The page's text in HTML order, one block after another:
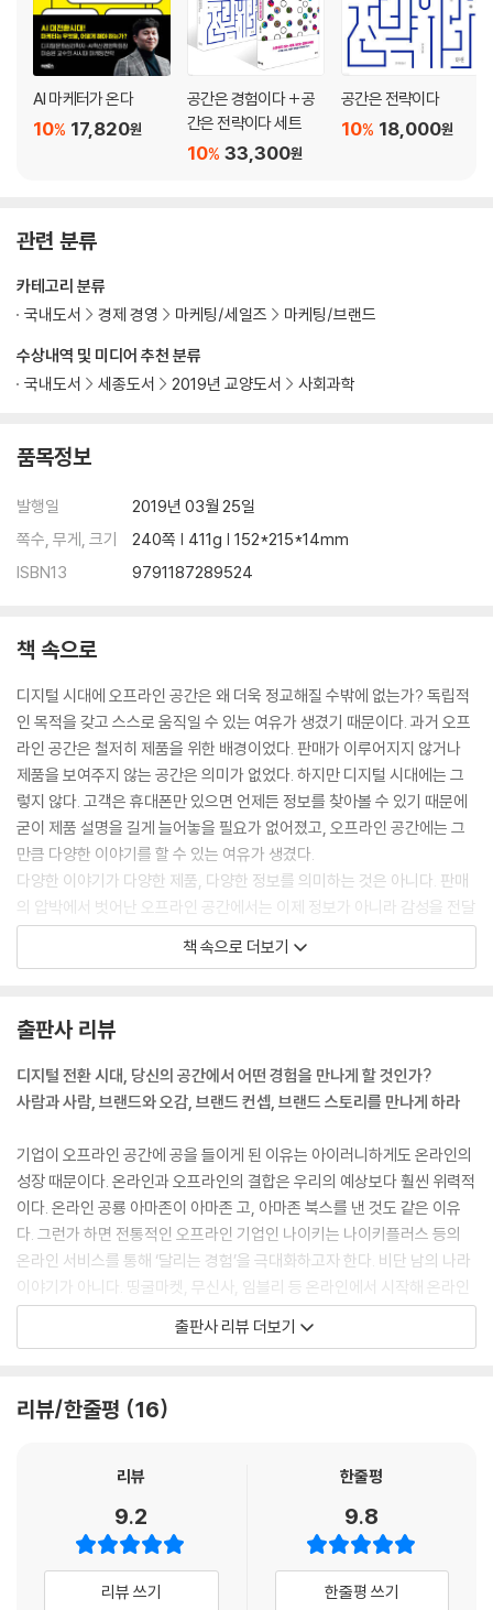
렉서스가 사람이라면 무엇을 먹고 마시고 즐길까?
우리 제품이 아닌 것들로 우리를 드러낸다
보이지 않았던 스토리를 이야기하다
브랜드의 DNA를 체험하게 하라
CHAPTER 5. 온라인과 오프라인을 연결해 고객경험을 설계하라
병원, 애플스토어처럼 만들고 넷플릭스처럼 운영하라
나이키는 어떻게 세상에 없던 ‘달리는 경험’을 제공했나
‘세상에서 가장 혁신적인 기업’의 경험 설계법
경험 설계, 온라인과 오프라인의 이인삼각 경기
에필로그 | 새로운 인사이트를 준 여행지, 도쿄에게
AI 마케터가 온다
17,820원
10%
공간은 경험이다 + 공
간은 전략이다 세트
33,300원
10%
공간은 전략이다
18,000원
10%
관련 분류
수상내역 및 미디어 추천 분류
국내도서
세종도서 2019년 교양도서 사회과학
카테고리 분류
국내도서
경제 경영 마케팅/세일즈 마케팅/브랜드
품목정보
발행일
2019년 03월 25일
쪽수, 무게, 크기
240쪽 | 411g | 152*215*14mm
ISBN13
9791187289524
책 속으로
디지털 시대에 오프라인 공간은 왜 더욱 정교해질 수밖에 없는가? 독립적
인 목적을 갖고 스스로 움직일 수 있는 여유가 생겼기 때문이다. 과거 오프
라인 공간은 철저히 제품을 위한 배경이었다. 판매가 이루어지지 않거나
제품을 보여주지 않는 공간은 의미가 없었다. 하지만 디지털 시대에는 그
렇지 않다. 고객은 휴대폰만 있으면 언제든 정보를 찾아볼 수 있기 때문에
굳이 제품 설명을 길게 늘어놓을 필요가 없어졌고, 오프라인 공간에는 그
만큼 다양한 이야기를 할 수 있는 여유가 생겼다.
다양한 이야기가 다양한 제품, 다양한 정보를 의미하는 것은 아니다. 판매
의 압박에서 벗어난 오프라인 공간에서는 이제 정보가 아니라 감성을 전달
하는 것이 더 중요해졌다. 온라인에서도 물론 트렌디하고 창의적인 광고로
감성을 전달할 수 있지만, 아직까지 온라인은 물리적인 접촉이 불가능한
이 점에 집중하여 오프라인 공간을 설계하고 있다. --- 「1장 ‘팔지 마라, 경
험하게 하라’」 중에서
공들여 만든 커뮤니티는 재무제표에는 드러나지 않지만 웬만한 유형자산
을 뛰어넘는 기업의 버팀목이 된다. 특히 기업이 어려울 때 기대치 못한 뒷
심을 발휘한다. 마침 여기 좋은 사례가 있다.‘ 요가복의 샤넬’이라 불리는
룰루레몬 애슬레티카(Lululemon Athletica, 이하 룰루레몬) 이야기다.
이 캐나다 브랜드는 한때 매년 3조 원가량의 매출을 올리며 가파르게 성장
했지만, 2010년경 품질 문제와 창업자의 지분 매각 등으로 브랜드가 위기
에 처해 성장 시계가 멈춰 있었다. 하지만 2018년 한 해 동안에만 주가가
무려 100% 이상 상승했고, 새롭게 진출한 아시아 시장에서도 승승장구하
이들이 위기를 극복하고 화려하게 부활할 수 있었던 원동력은 무엇일까?
이라고 입을 모은다. --- 「2장 ‘사람을 연결시켜 새로운 경험을 만들어라’」
인간은 살아가면서 외부 정보와 끊임없이 상호작용한다. 이 정보는 뇌로
흘러가고, 과거 경험과의 비교 대조를 통해 최종적으로 ‘새로운 경험’ 카테
고리를 만들어낸다. 중요한 것은, 정보가 뇌로 가기 전에 거치는 필수 경로
가 바로 오감이라는 사실이다. 즉 최적의 경험은 오감으로 정보를 획득한
후에 만들어진다. 경험 마케팅에 뛰어들려는 기업이 오감 연구를 게을리
책 속으로 더보기
출판사 리뷰
디지털 전환 시대, 당신의 공간에서 어떤 경험을 만나게 할 것인가?
사람과 사람, 브랜드와 오감, 브랜드 컨셉, 브랜드 스토리를 만나게 하라
기업이 오프라인 공간에 공을 들이게 된 이유는 아이러니하게도 온라인의
성장 때문이다. 온라인과 오프라인의 결합은 우리의 예상보다 훨씬 위력적
이다. 온라인 공룡 아마존이 아마존 고, 아마존 북스를 낸 것도 같은 이유
다. 그런가 하면 전통적인 오프라인 기업인 나이키는 나이키플러스 등의
온라인 서비스를 통해 ‘달리는 경험’을 극대화하고자 한다. 비단 남의 나라
이야기가 아니다. 띵굴마켓, 무신사, 임블리 등 온라인에서 시작해 온라인
에서 성공을 거둔 기업들이 오프라인 매장을 내는 것을 보라.
지털 시대의 기업은 새로운 시각으로 공간을 바라보아야 한다. 이 책에서
팅을 바탕으로, 공간을 통해 경험을 연결하는 4가지 전략을 제안한다.
첫째, 공간에 ‘사람’을 모으고, 모인 사람을 연결해 새로운 경험을 창출하는
둘째, 다채로운 ‘경험’이 연결되는 공간을 만들어 시너지 효과를 내는 방법
셋째, ‘오감’을 연결할 수 있는 공간을 만드는 방법
출판사 리뷰 더보기
리뷰/한줄평 16
리뷰
9.2
리뷰 쓰기
한줄평
9.8
한줄평 쓰기